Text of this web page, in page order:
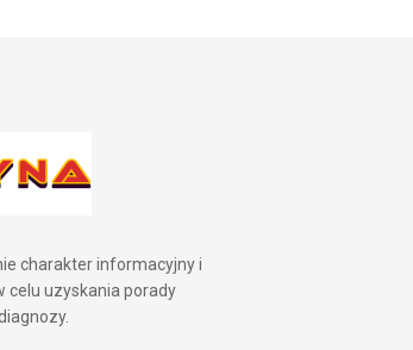
charakter informacyjny i
celu uzyskania porady